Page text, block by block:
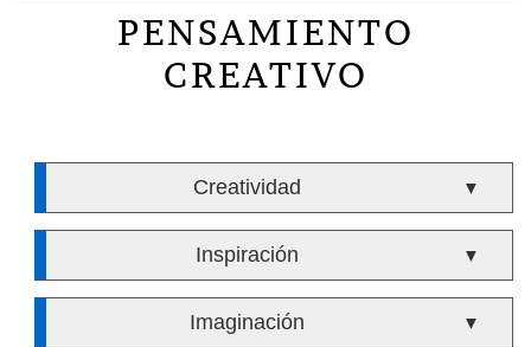
PENSAMIENTO
CREATIVO
Creatividad ▼
Inspiración ▼
Imaginación ▼